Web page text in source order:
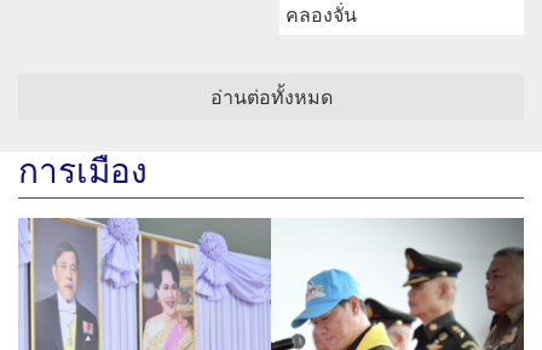
คลองจั่น
อ่านต่อทั้งหมด
การเมือง